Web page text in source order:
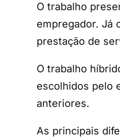
O trabalho
empregador. Já
prestação de
O trabalho
escolhidos pelo
anteriores.
As principais